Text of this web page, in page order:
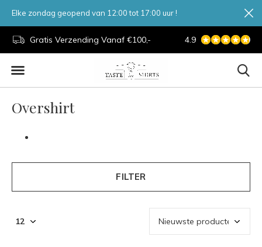
Vanaf €100,- 7 Dagen Per Week Geopend
4.9
Elke zondag geopend van 12:00 tot 17:00 uur !
Overshirt
FILTER